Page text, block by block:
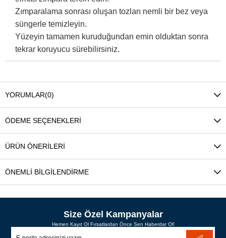
Zımparalama sonrası oluşan tozları nemli bir bez veya
süngerle temizleyin.
Yüzeyin tamamen kuruduğundan emin olduktan sonra
tekrar koruyucu sürebilirsiniz.
YORUMLAR(0)
ÖDEME SEÇENEKLERI
ÜRÜN ÖNERILERI
ÖNEMLI BILGILENDIRME
Size Özel Kampanyalar
Hemen Kayıt Ol Fırsatlardan Önce Sen Haberdar Ol!